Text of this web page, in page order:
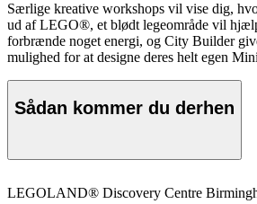
Særlige kreative workshops vil vise dig,
ud af LEGO®, et blødt legeområde vil
forbrænde noget energi, og City Builder
mulighed for at designe deres helt egen
Sådan kommer du derhen
LEGOLAND® Discovery Centre